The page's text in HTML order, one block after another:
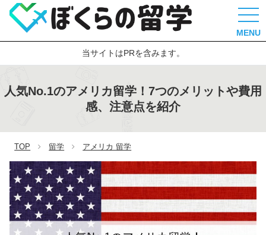
MENU
当サイトはPRを含みます。
人気No.1のアメリカ留学！7つのメリットや費用
感、注意点を紹介
TOP 留学 アメリカ 留学